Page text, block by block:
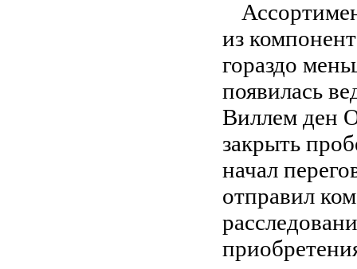
из
гораздо
появилась
Виллем ден
закрыть
начал
отправил